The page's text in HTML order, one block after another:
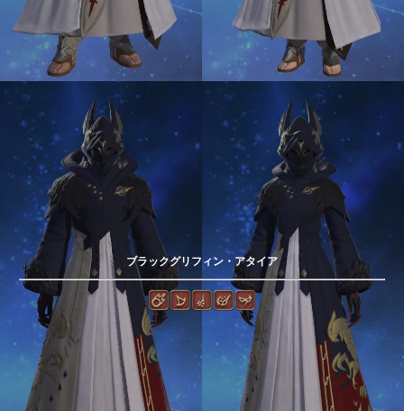
ブラックグリフィン・アタイア